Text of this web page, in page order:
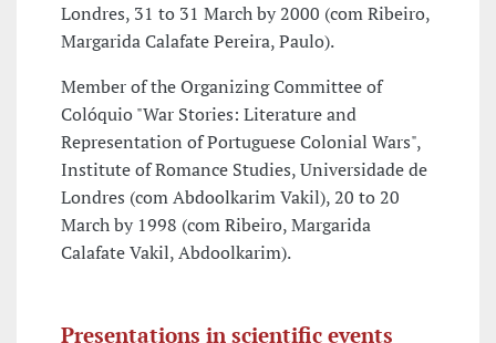
Londres, 31 to 31 March by 2000 (com Ribeiro,
Margarida Calafate Pereira, Paulo).
Member of the Organizing Committee of
Colóquio "War Stories: Literature and
Representation of Portuguese Colonial Wars",
Institute of Romance Studies, Universidade de
Londres (com Abdoolkarim Vakil), 20 to 20
March by 1998 (com Ribeiro, Margarida
Calafate Vakil, Abdoolkarim).
Presentations in scientific events